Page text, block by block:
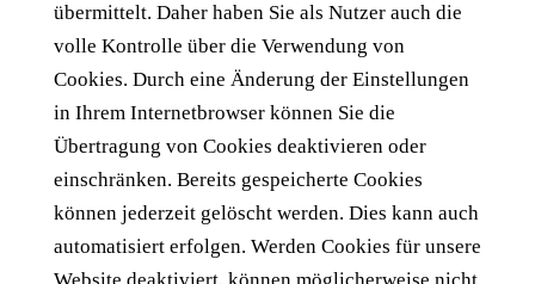
übermittelt. Daher haben Sie als Nutzer auch die
volle Kontrolle über die Verwendung von
Cookies. Durch eine Änderung der Einstellungen
in Ihrem Internetbrowser können Sie die
Übertragung von Cookies deaktivieren oder
einschränken. Bereits gespeicherte Cookies
können jederzeit gelöscht werden. Dies kann auch
automatisiert erfolgen. Werden Cookies für unsere